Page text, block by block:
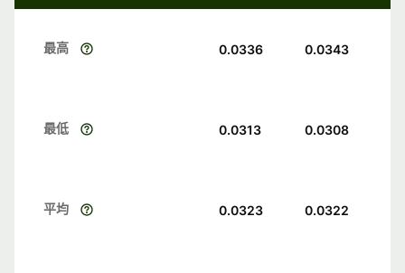
最高 0.0336 0.0343
最低 0.0313 0.0308
平均 0.0323 0.0322